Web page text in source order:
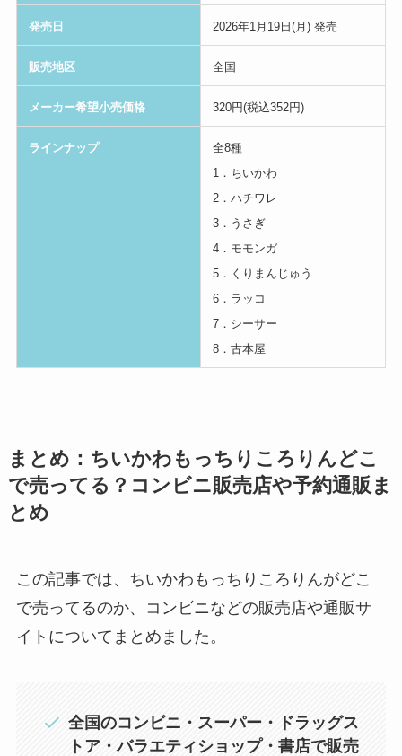
発売日 2026年1月19日(月) 発売
販売地区 全国
メーカー希望小売価格 320円(税込352円)
ラインナップ
全8種
1．ちいかわ
2．ハチワレ
3．うさぎ
4．モモンガ
5．くりまんじゅう
6．ラッコ
7．シーサー
8．古本屋
まとめ：ちいかわもっちりころりんどこ
で売ってる？コンビニ販売店や予約通販ま
とめ
この記事では、ちいかわもっちりころりんがどこ
で売ってるのか、コンビニなどの販売店や通販サ
イトについてまとめました。
全国のコンビニ・スーパー・ドラッグス
トア・バラエティショップ・書店で販売